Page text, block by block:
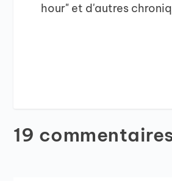
hour" et d'autres
19